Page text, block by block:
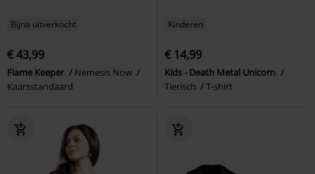
Bijna uitverkocht
€ 43,99
Flame Keeper
Nemesis Now
Kaarsstandaard
Kinderen
€ 14,99
Kids - Death Metal Unicorn
Tierisch
T-shirt